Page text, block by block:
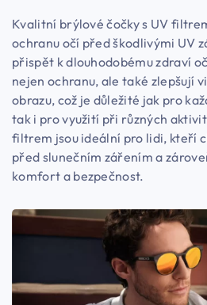
Kvalitní brýlové čočky s UV
ochranu očí před škodlivými UV
přispět k dlouhodobému zdraví
nejen ochranu, ale také zlepšují
obrazu, což je důležité jak pro
tak i pro využití při různých
filtrem jsou ideální pro lidi, kteří
před slunečním zářením a
komfort a bezpečnost.